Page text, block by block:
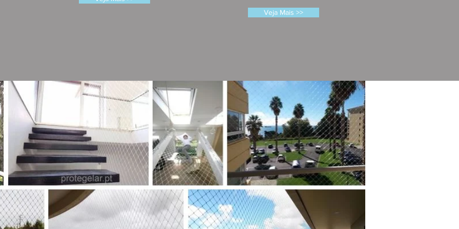
Veja Mais >>